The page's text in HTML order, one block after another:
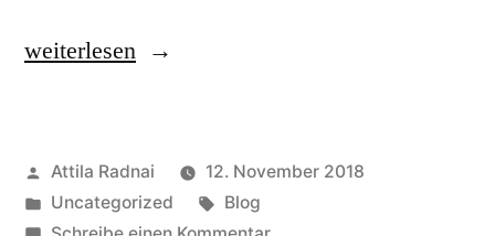
„Museen
Supercandy“
weiterlesen
Veröffentlicht
von
Attila Radnai
12. November 2018
Veröffentlicht
Uncategorized Schlagwörter:
Blog